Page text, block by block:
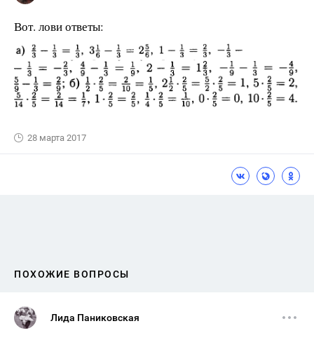
Вот. лови ответы:
28 марта 2017
ПОХОЖИЕ ВОПРОСЫ
Лида Паниковская